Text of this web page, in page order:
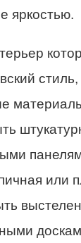
яркостью.
или